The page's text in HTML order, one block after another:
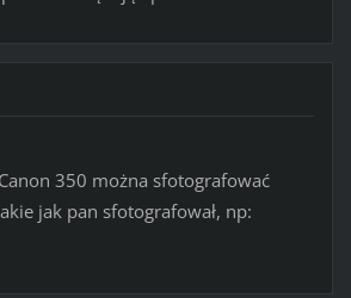
350 można sfotografować
jak pan sfotografował, np: